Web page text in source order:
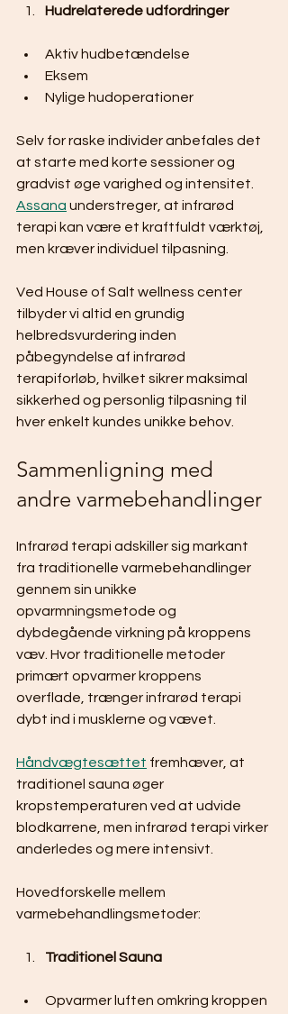
Hudrelaterede udfordringer
Aktiv hudbetændelse
Eksem
Nylige hudoperationer
Selv for raske individer anbefales det
at starte med korte sessioner og
gradvist øge varighed og intensitet.
Assana understreger, at infrarød
terapi kan være et kraftfuldt værktøj,
men kræver individuel tilpasning.
Ved House of Salt wellness center
tilbyder vi altid en grundig
helbredsvurdering inden
påbegyndelse af infrarød
terapiforløb, hvilket sikrer maksimal
sikkerhed og personlig tilpasning til
hver enkelt kundes unikke behov.
Sammenligning med
andre varmebehandlinger
Infrarød terapi adskiller sig markant
fra traditionelle varmebehandlinger
gennem sin unikke
opvarmningsmetode og
dybdegående virkning på kroppens
væv. Hvor traditionelle metoder
primært opvarmer kroppens
overflade, trænger infrarød terapi
dybt ind i musklerne og vævet.
Håndvægtesættet fremhæver, at
traditionel sauna øger
kropstemperaturen ved at udvide
blodkarrene, men infrarød terapi virker
anderledes og mere intensivt.
Hovedforskelle mellem
varmebehandlingsmetoder:
Traditionel Sauna
Opvarmer luften omkring kroppen